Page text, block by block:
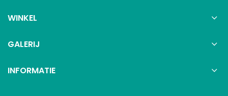
WINKEL
GALERIJ
INFORMATIE